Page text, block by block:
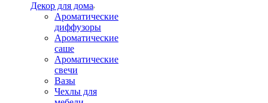
Декор для дома
Ароматические
диффузоры
Ароматические
саше
Ароматические
свечи
Вазы
Чехлы для